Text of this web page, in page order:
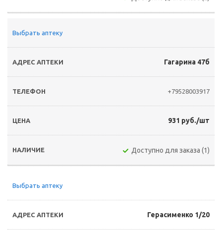
Выбрать аптеку
Гагарина 47б
+79528003917
931 руб./шт
Доступно для заказа (1)
Выбрать аптеку
Герасименко 1/20